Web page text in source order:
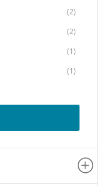
(2)
(2)
(1)
(1)